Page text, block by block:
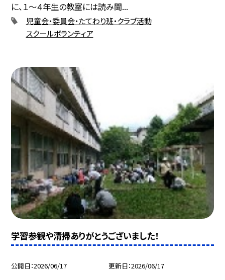
に、１〜４年生の教室には読み聞...
児童会・委員会・たてわり班・クラブ活動
スクールボランティア
学習参観や清掃ありがとうございました！
公開日 2026/06/17 更新日 2026/06/17